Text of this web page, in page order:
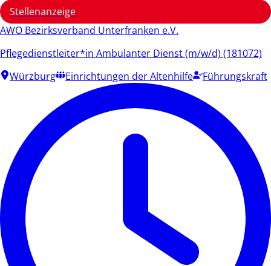
Stellenanzeige
AWO Bezirksverband Unterfranken e.V.
Pflegedienstleiter*in Ambulanter Dienst (m/w/d) (181072)
Würzburg
Einrichtungen der Altenhilfe Führungskraft